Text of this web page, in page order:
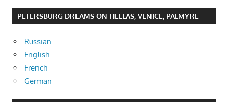
PETERSBURG DREAMS ON HELLAS, VENICE, PALMYRE
Russian
English
French
German